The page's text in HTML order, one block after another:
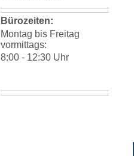
Bürozeiten:
Montag bis Freitag
vormittags:
8:00 - 12:30 Uhr